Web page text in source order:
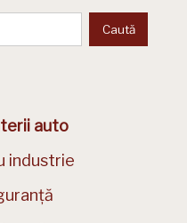
auto
industrie